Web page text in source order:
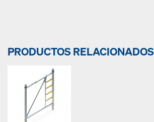
PRODUCTOS RELACIONADOS